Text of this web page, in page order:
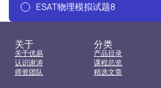
ESAT物理模拟试题8
关于
关于优易
认识谢涛
师资团队
分类
产品目录
课程总览
精选文章